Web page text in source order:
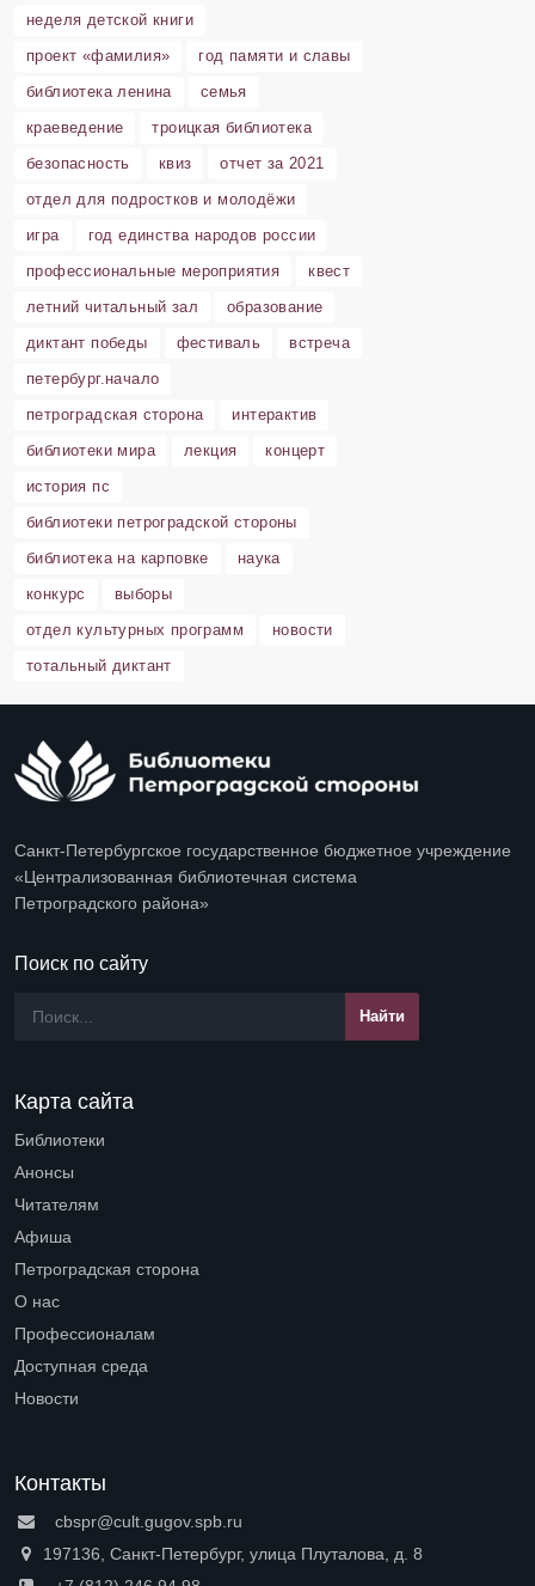
неделя детской книги
проект «фамилия»
год памяти и славы
библиотека ленина
семья
краеведение
троицкая библиотека
безопасность
квиз
отчет за 2021
отдел для подростков и молодёжи
игра
год единства народов россии
профессиональные мероприятия
квест
летний читальный зал
образование
диктант победы
фестиваль
встреча
петербург.начало
петроградская сторона
интерактив
библиотеки мира
лекция
концерт
история пс
библиотеки петроградской стороны
библиотека на карповке
наука
конкурс
выборы
отдел культурных программ
новости
тотальный диктант
Санкт-Петербургское государственное бюджетное учреждение
«Централизованная библиотечная система
Петроградского района»
Поиск по сайту
Карта сайта
Библиотеки
Анонсы
Читателям
Афиша
Петроградская сторона
О нас
Профессионалам
Доступная среда
Новости
Контакты
cbspr@cult.gugov.spb.ru
197136, Санкт-Петербург, улица Плуталова, д. 8